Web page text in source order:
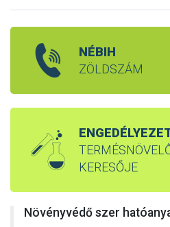
NÉBIH
ZÖLDSZÁM
KERESŐJE
Növényvédő szer